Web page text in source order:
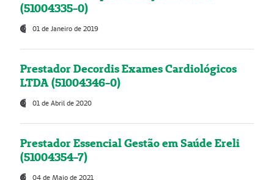
(51004335-0)
01 de Janeiro de 2019
Prestador Decordis Exames Cardiológicos
LTDA (51004346-0)
01 de Abril de 2020
Prestador Essencial Gestão em Saúde Ereli
(51004354-7)
04 de Maio de 2021